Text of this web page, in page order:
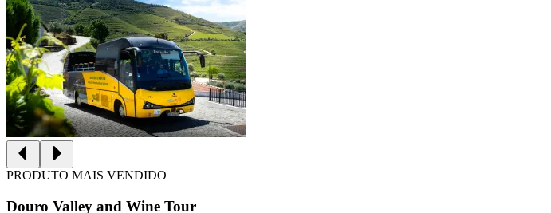
PRODUTO MAIS VENDIDO
Douro Valley and Wine Tour